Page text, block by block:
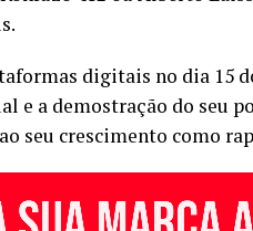
digitais no dia 15
e a demostração do seu
seu crescimento como